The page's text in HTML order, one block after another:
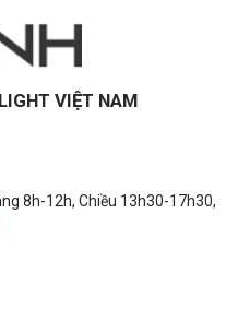
VIỆT NAM
8h-12h, Chiều 13h30-17h30,